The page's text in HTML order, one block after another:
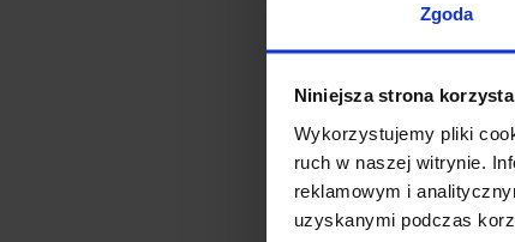
Zgoda
Niniejsza strona
Wykorzystujemy pliki
ruch w naszej witrynie.
reklamowym i
uzyskanymi podczas